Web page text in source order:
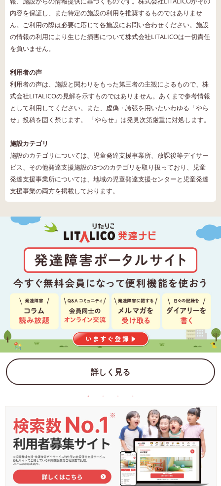
内容を保証し、また特定の施設の利用を推奨するものではありませ
ん。ご利用の際は必要に応じて各施設にお問い合わせください。施設
の情報の利用により生じた損害について株式会社LITALICOは一切責任
を負いません。
利用者の声
利用者の声は、施設と関わりをもった第三者の主観によるもので、株
式会社LITALICOの見解を示すものではありません。あくまで参考情報
として利用してください。また、虚偽・誇張を用いたいわゆる「やら
せ」投稿を固く禁じます。 「やらせ」は発見次第厳重に対処します。
施設カテゴリ
施設のカテゴリについては、児童発達支援事業所、放課後等デイサー
ビス、その他発達支援施設の3つのカテゴリを取り扱っており、児童
発達支援事業所については、地域の児童発達支援センターと児童発達
支援事業の両方を掲載しております。
詳しく見る